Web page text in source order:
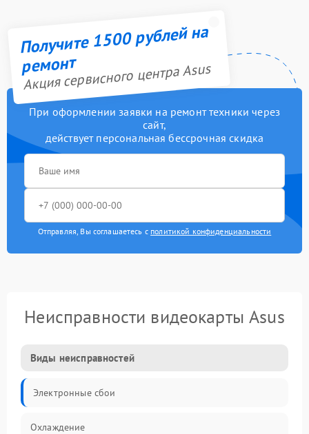
Получите 1500 рублей на
ремонт
Акция сервисного центра Asus
При оформлении заявки на ремонт техники через
сайт,
действует персональная бессрочная скидка
Отправляя, Вы соглашаетесь с политикой конфиденциальности
Неисправности видеокарты Asus
Виды неисправностей
Электронные сбои
Охлаждение